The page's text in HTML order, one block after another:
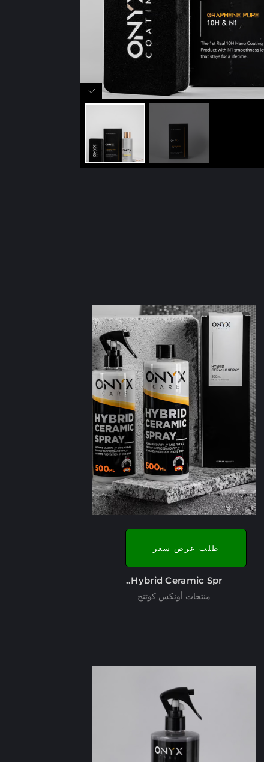
طلب عرض سعر
Hybrid Ceramic Spr..
منتجات أونكس كوتنج